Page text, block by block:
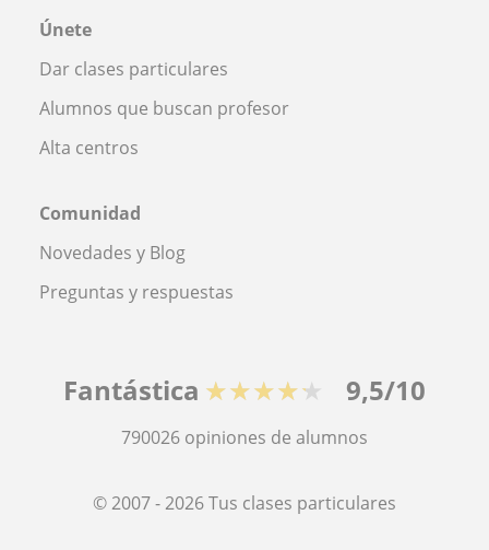
Únete
Dar clases particulares
Alumnos que buscan profesor
Alta centros
Comunidad
Novedades y Blog
Preguntas y respuestas
Fantástica ★★★★★ 9,5/10
790026 opiniones de alumnos
© 2007 - 2026 Tus clases particulares